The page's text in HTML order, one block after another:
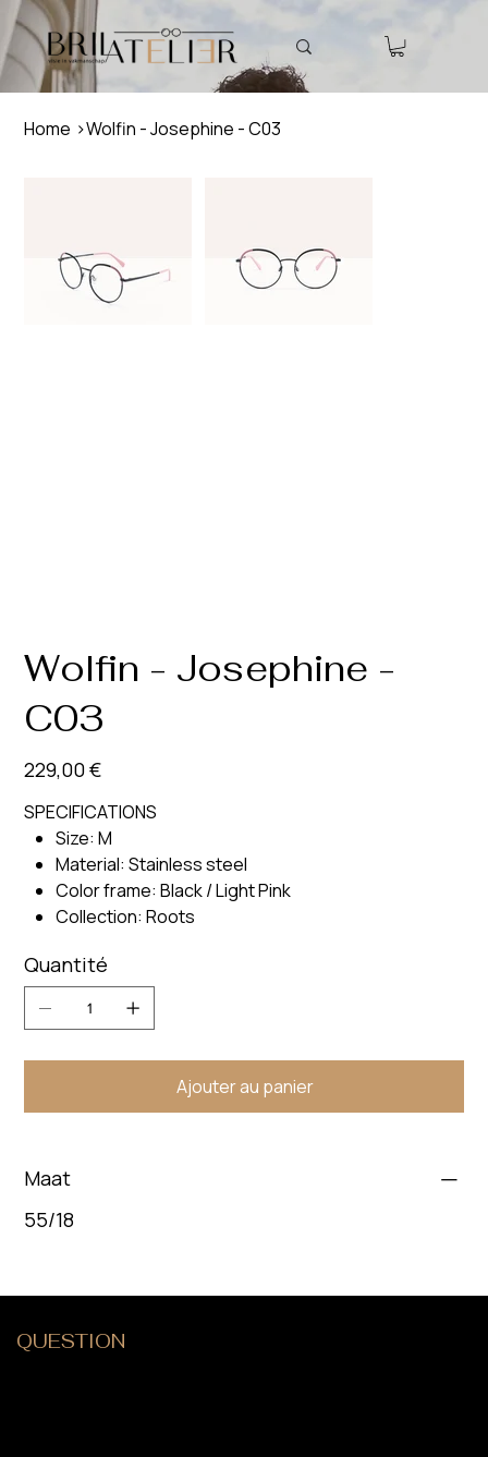
Home >Wolfin - Josephine - C03
Wolfin - Josephine -
C03
Prix
229,00 €
SPECIFICATIONS
Size: M
Material: Stainless steel
Color frame: Black / Light Pink
Collection: Roots
Quantité
Ajouter au panier
Maat
55/18
QUESTION